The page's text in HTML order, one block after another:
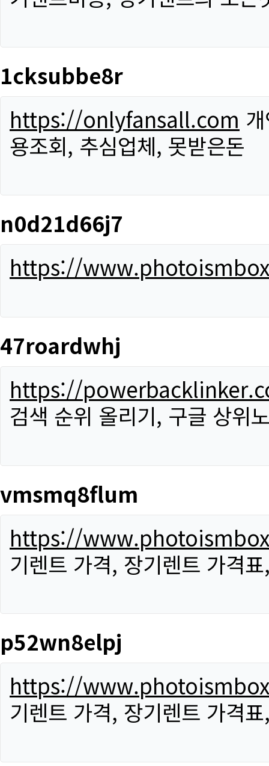
1cksubbe8r
https://onlyfansall.com
용조회, 추심업체, 못받은돈
n0d21d66j7
https://
47roardwhj
https://
검색 순위 올리기, 구글 상위
vmsmq8flum
https://
기렌트 가격, 장기렌트 가격
p52wn8elpj
https://
기렌트 가격, 장기렌트 가격